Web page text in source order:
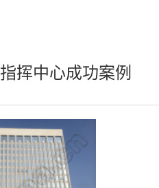
挥中心成功案例